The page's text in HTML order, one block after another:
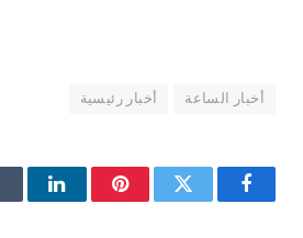
أخبار الساعة أخبار رئيسية
فيسبوكتويتر بينتيريستلينكدإن